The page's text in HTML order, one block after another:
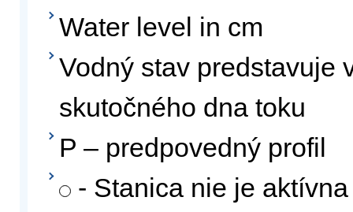
Water level in cm
Vodný stav predstavuje
skutočného dna toku
P – predpovedný profil
- Stanica nie je aktívna